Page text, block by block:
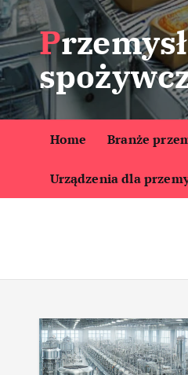
S
k
i
p
t
o
t
Przemysł
Home Branże
Urządzenia dla